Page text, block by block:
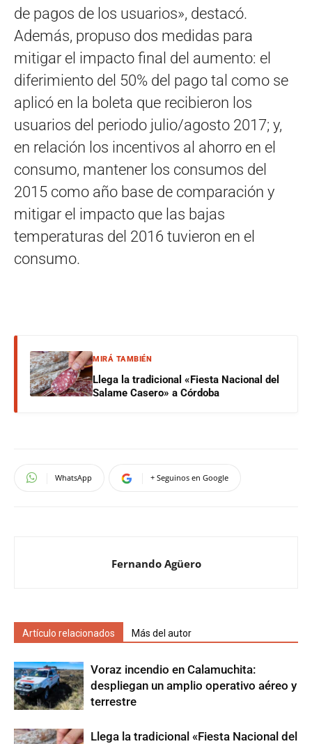
de pagos de los usuarios», destacó.
Además, propuso dos medidas para
mitigar el impacto final del aumento: el
diferimiento del 50% del pago tal como se
aplicó en la boleta que recibieron los
usuarios del periodo julio/agosto 2017; y,
en relación los incentivos al ahorro en el
consumo, mantener los consumos del
2015 como año base de comparación y
mitigar el impacto que las bajas
temperaturas del 2016 tuvieron en el
consumo.
MIRÁ TAMBIÉN
Llega la tradicional «Fiesta Nacional del
Salame Casero» a Córdoba
WhatsApp + Seguinos en Google
Fernando Agüero
Artículo relacionados Más del autor
Voraz incendio en Calamuchita:
despliegan un amplio operativo aéreo y
terrestre
Llega la tradicional «Fiesta Nacional del